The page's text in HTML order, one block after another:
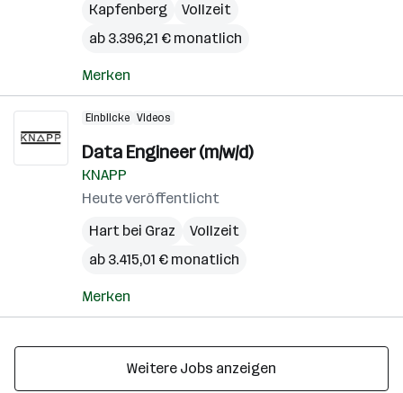
Kapfenberg
Vollzeit
ab 3.396,21 € monatlich
Merken
Einblicke Videos
Data Engineer (m/w/d)
KNAPP
Heute veröffentlicht
Hart bei Graz
Vollzeit
ab 3.415,01 € monatlich
Merken
Weitere Jobs anzeigen